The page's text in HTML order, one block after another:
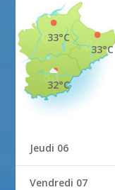
33°C
33°C
32°C
Jeudi 06
Vendredi 07